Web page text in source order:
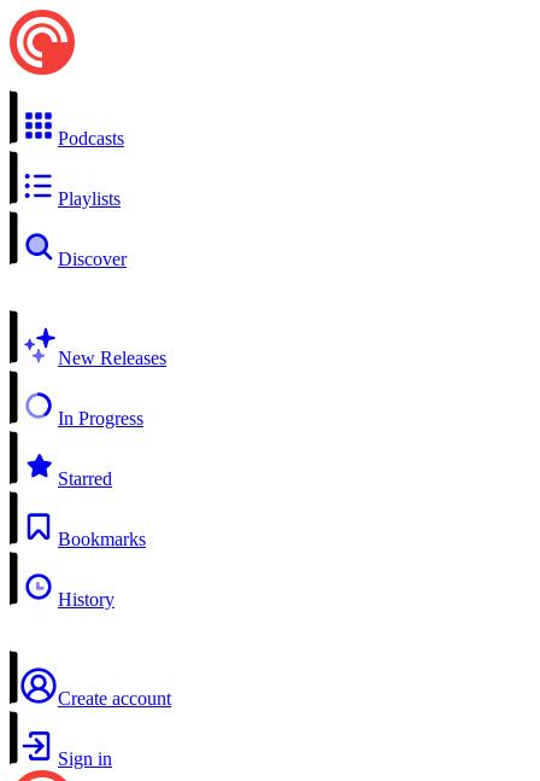
Podcasts
Playlists
Discover
New Releases
In Progress
Starred
Bookmarks
History
Create account
Sign in